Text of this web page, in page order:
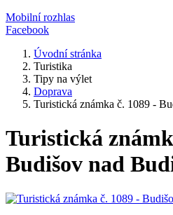
Mobilní rozhlas
Facebook
Úvodní stránka
Turistika
Tipy na výlet
Doprava
Turistická známka č. 1089 -
Turistická
Budišov nad